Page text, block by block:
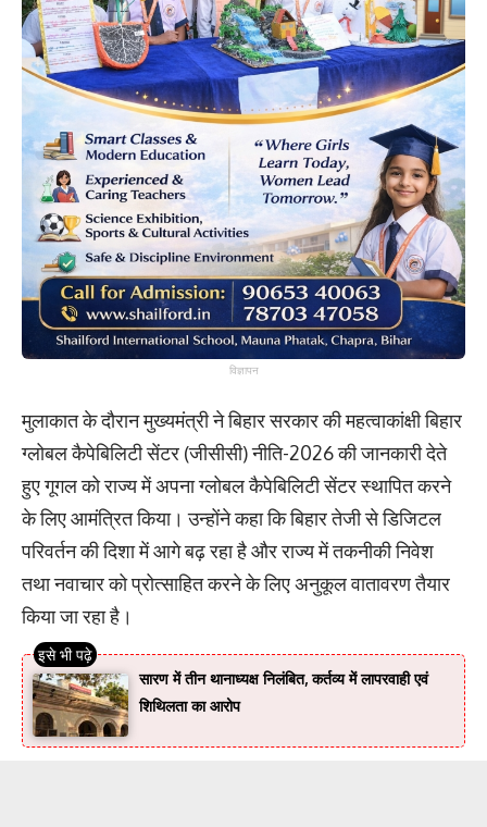
विज्ञापन
मुलाकात के दौरान मुख्यमंत्री ने बिहार सरकार की महत्वाकांक्षी बिहार
ग्लोबल कैपेबिलिटी सेंटर (जीसीसी) नीति-2026 की जानकारी देते
हुए गूगल को राज्य में अपना ग्लोबल कैपेबिलिटी सेंटर स्थापित करने
के लिए आमंत्रित किया। उन्होंने कहा कि बिहार तेजी से डिजिटल
परिवर्तन की दिशा में आगे बढ़ रहा है और राज्य में तकनीकी निवेश
तथा नवाचार को प्रोत्साहित करने के लिए अनुकूल वातावरण तैयार
किया जा रहा है।
सारण में तीन थानाध्यक्ष निलंबित, कर्तव्य में लापरवाही एवं
शिथिलता का आरोप